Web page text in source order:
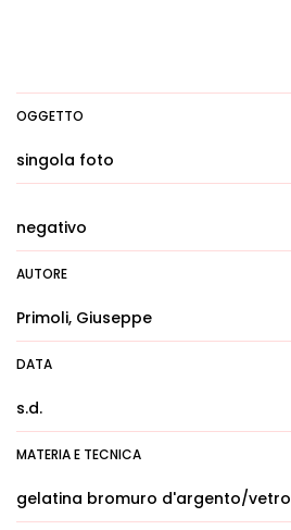
OGGETTO
singola foto
negativo
AUTORE
Primoli, Giuseppe
DATA
s.d.
MATERIA E TECNICA
gelatina bromuro d'argento/vetro